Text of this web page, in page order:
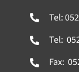
Tel:
Tel:
Fax: